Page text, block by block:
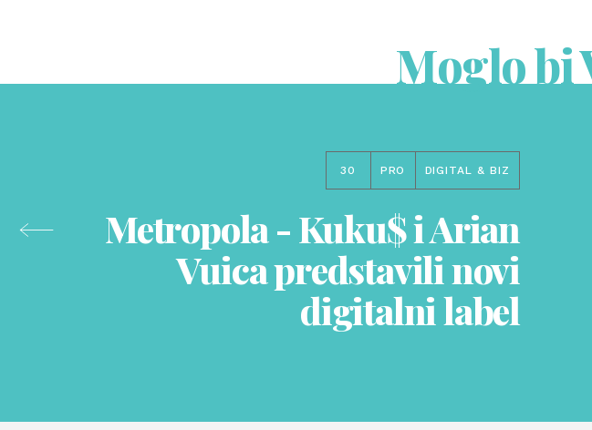
Moglo bi
30 PRO DIGITAL & BIZ
Metropola - Kuku$ i Arian
Vuica predstavili novi
digitalni label